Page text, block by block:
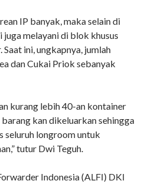
IP banyak, maka selain di
melayani di blok khusus
ini, ungkapnya, jumlah
dan Cukai Priok sebanyak
kurang lebih 40-an kontainer
kan dikeluarkan sehingga
seluruh longroom untuk
tutur Dwi Teguh.
Indonesia (ALFI) DKI